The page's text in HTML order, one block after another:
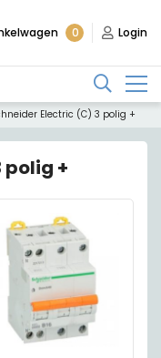
0 Login
Electric (C) 3 polig +
polig +